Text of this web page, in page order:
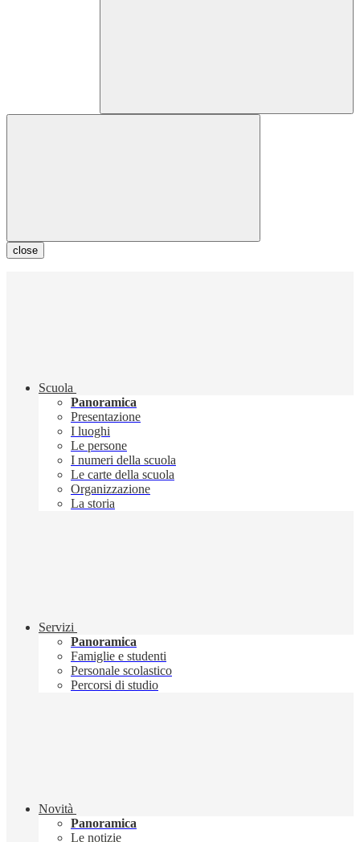
close
Scuola
Panoramica
Presentazione
I luoghi
Le persone
I numeri della scuola
Le carte della scuola
Organizzazione
La storia
Servizi
Panoramica
Famiglie e studenti
Personale scolastico
Percorsi di studio
Novità
Panoramica
Le notizie